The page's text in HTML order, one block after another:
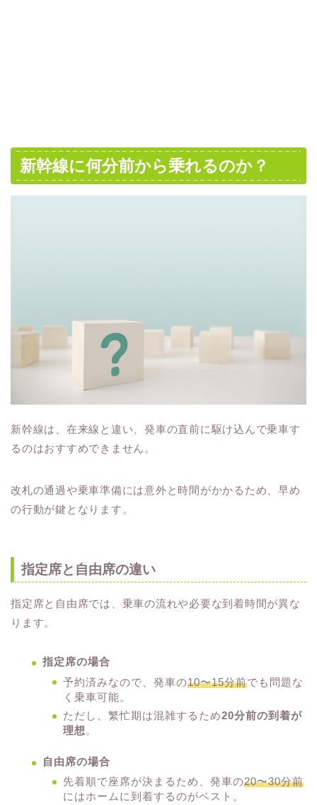
新幹線に何分前から乗れるのか？
新幹線は、在来線と違い、発車の直前に駆け込んで乗車す
るのはおすすめできません。
改札の通過や乗車準備には意外と時間がかかるため、早め
の行動が鍵となります。
指定席と自由席の違い
指定席と自由席では、乗車の流れや必要な到着時間が異な
ります。
指定席の場合
予約済みなので、発車の10〜15分前でも問題な
く乗車可能。
ただし、繁忙期は混雑するため20分前の到着が
理想 。
自由席の場合
先着順で座席が決まるため、発車の20〜30分前
にはホームに到着するのがベスト。